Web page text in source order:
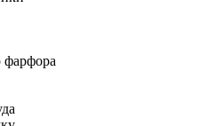
фарфора